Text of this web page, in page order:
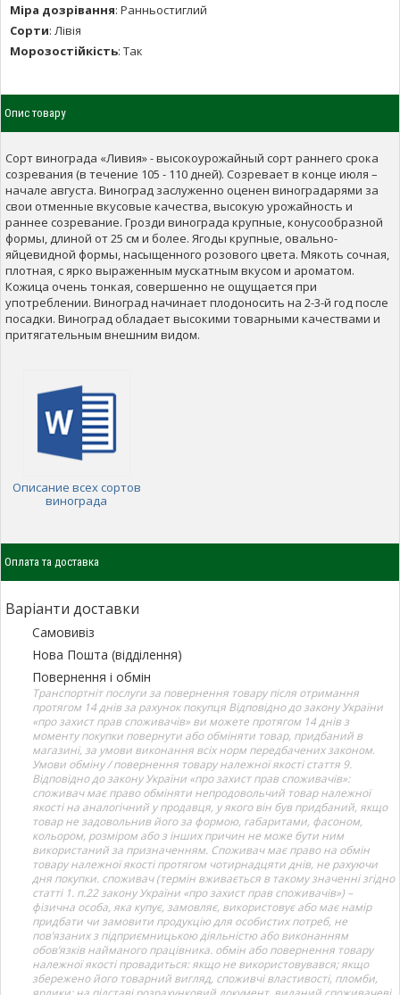
Міра дозрівання: Ранньостиглий
Сорти: Лівія
Морозостійкість: Так
Опис товару
Сорт винограда «Ливия» - высокоурожайный сорт раннего срока
созревания (в течение 105 - 110 дней). Созревает в конце июля –
начале августа. Виноград заслуженно оценен виноградарями за
свои отменные вкусовые качества, высокую урожайность и
раннее созревание. Грозди винограда крупные, конусообразной
формы, длиной от 25 см и более. Ягоды крупные, овально-
яйцевидной формы, насыщенного розового цвета. Мякоть сочная,
плотная, с ярко выраженным мускатным вкусом и ароматом.
Кожица очень тонкая, совершенно не ощущается при
употреблении. Виноград начинает плодоносить на 2-3-й год после
посадки. Виноград обладает высокими товарными качествами и
притягательным внешним видом.
Описание всех сортов
винограда
Оплата та доставка
Варіанти доставки
Самовивіз
Нова Пошта (відділення)
Повернення і обмін
Транспортніт послуги за повернення товару після отримання
протягом 14 днів за рахунок покупця Відповідно до закону України
«про захист прав споживачів» ви можете протягом 14 днів з
моменту покупки повернути або обміняти товар, придбаний в
магазині, за умови виконання всіх норм передбачених законом.
Умови обміну / повернення товару належної якості стаття 9.
Відповідно до закону України «про захист прав споживачів»:
споживач має право обміняти непродовольчий товар належної
якості на аналогічний у продавця, у якого він був придбаний, якщо
товар не задовольнив його за формою, габаритами, фасоном,
кольором, розміром або з інших причин не може бути ним
використаний за призначенням. Споживач має право на обмін
товару належної якості протягом чотирнадцяти днів, не рахуючи
дня покупки. споживач (термін вживається в такому значенні згідно
статті 1. п.22 закону України «про захист прав споживачів») –
фізична особа, яка купує, замовляє, використовує або має намір
придбати чи замовити продукцію для особистих потреб, не
пов’язаних з підприємницькою діяльністю або виконанням
обов’язків найманого працівника. обмін або повернення товару
належної якості провадиться: якщо не використовувався; якщо
збережено його товарний вигляд, споживчі властивості, пломби,